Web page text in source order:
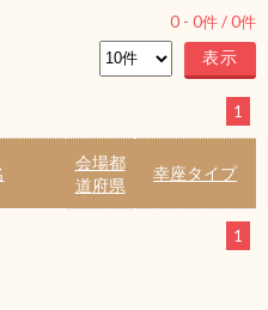
0 - 0件 /0件
1
会場都
道府県
幸座タイプ
1